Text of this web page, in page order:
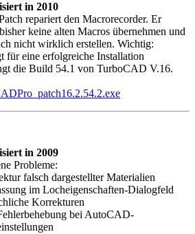
in 2010
repariert den Macrorecorder. Er
keine alten Macros übernehmen und
nicht wirklich erstellen. Wichtig:
für eine erfolgreiche Installation
die Build 54.1 von TurboCAD V.16.
in 2009
Probleme:
falsch dargestellter Materialien
im Locheigenschaften-Dialogfeld
Korrekturen
bei AutoCAD-